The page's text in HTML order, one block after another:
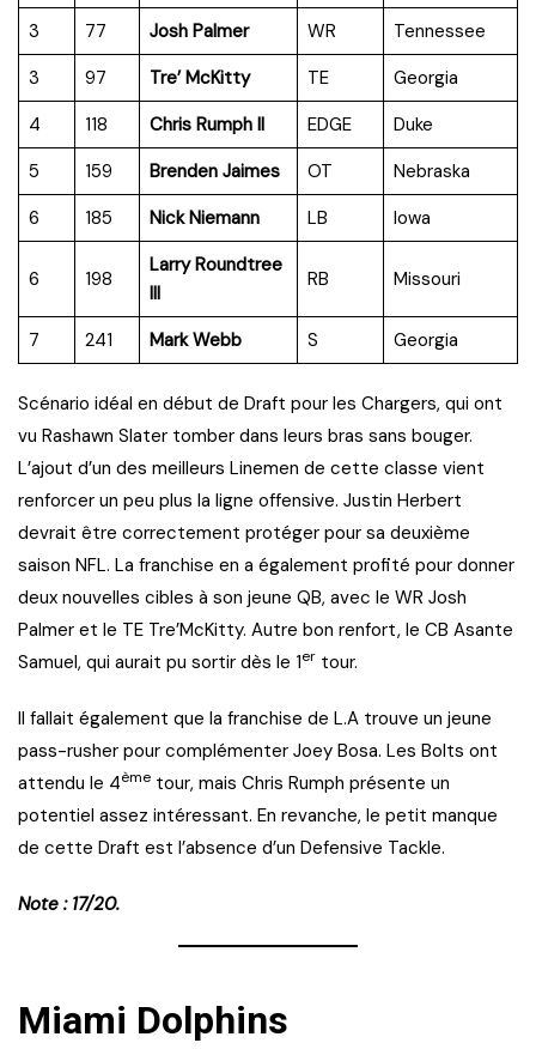
3 77 Josh Palmer WR
Tennessee
3
97 Tre’ McKitty TE
Georgia
4
118 Chris Rumph II EDGE
Duke
5
159 Brenden Jaimes OT
Nebraska
6
185 Nick Niemann LB Iowa
6 198
Larry Roundtree
III
RB Missouri
7 241 Mark Webb S Georgia
Scénario idéal en début de Draft pour les Chargers, qui ont
vu Rashawn Slater tomber dans leurs bras sans bouger.
L’ajout d’un des meilleurs Linemen de cette classe vient
renforcer un peu plus la ligne offensive. Justin Herbert
devrait être correctement protéger pour sa deuxième
saison NFL. La franchise en a également profité pour donner
deux nouvelles cibles à son jeune QB, avec le WR Josh
Palmer et le TE Tre’McKitty. Autre bon renfort, le CB Asante
Samuel, qui aurait pu sortir dès le 1er tour.
Il fallait également que la franchise de L.A trouve un jeune
pass-rusher pour complémenter Joey Bosa. Les Bolts ont
attendu le 4ème tour, mais Chris Rumph présente un
potentiel assez intéressant. En revanche, le petit manque
de cette Draft est l’absence d’un Defensive Tackle.
Note : 17/20.
Miami Dolphins